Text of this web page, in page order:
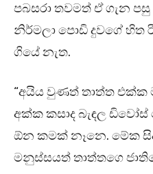
පබසරා තවමත් ඒ ගැන
නිර්මලා පොඩි දුවගේ
ගියේ නැත.
“අයිය වුණත් තාත්ත
අක්ක කසාද බැඳල
ඕන කමක් නෑනෙ. මේක
මනුස්සයත් තාත්තගෙ